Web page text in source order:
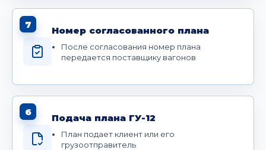
7
Номер согласованного плана
После согласования номер плана
передается поставщику вагонов
6
Подача плана ГУ-12
План подает клиент или его
грузоотправитель